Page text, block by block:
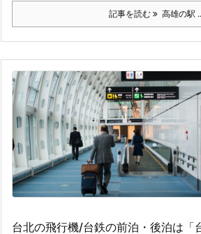
記事を読む 高雄の駅
台北の飛行機/台鉄の前泊・後泊は「